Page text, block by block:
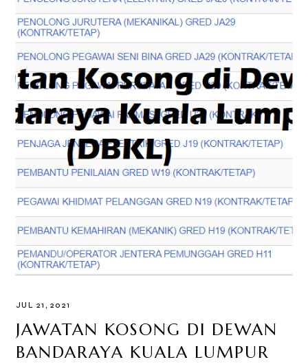
JUL 21, 2021
JAWATAN KOSONG DI DEWAN
BANDARAYA KUALA LUMPUR